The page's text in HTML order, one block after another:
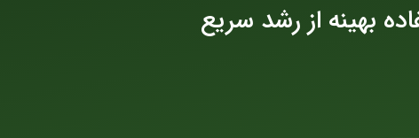
بهینه از رشد سریع